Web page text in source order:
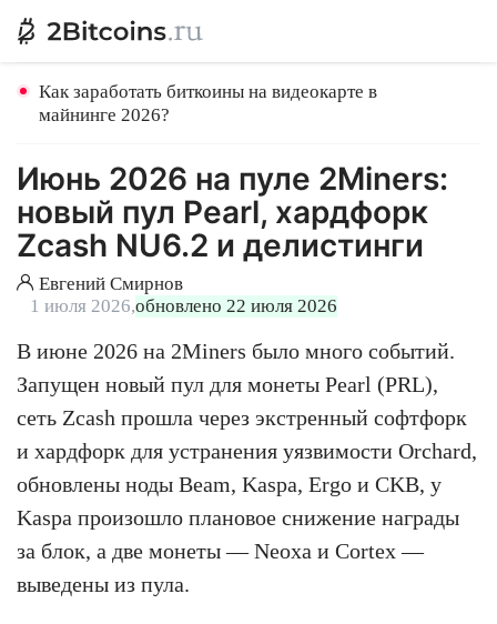
Как заработать биткоины на видеокарте в
майнинге 2026?
Июнь 2026 на пуле 2Miners:
новый пул Pearl, хардфорк
Zcash NU6.2 и делистинги
Евгений Смирнов
1 июля 2026,обновлено 22 июля 2026
В июне 2026 на 2Miners было много событий.
Запущен новый пул для монеты Pearl (PRL),
сеть Zcash прошла через экстренный софтфорк
и хардфорк для устранения уязвимости Orchard,
обновлены ноды Beam, Kaspa, Ergo и CKB, у
Kaspa произошло плановое снижение награды
за блок, а две монеты — Neoxa и Cortex —
выведены из пула.